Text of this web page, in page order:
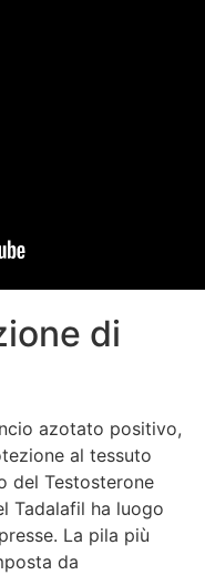
di
azotato positivo,
al tessuto
del Testosterone
Tadalafil ha luogo
La pila più
da